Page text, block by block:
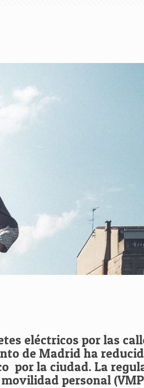
eléctricos por las
de Madrid ha
por la ciudad.La
personal